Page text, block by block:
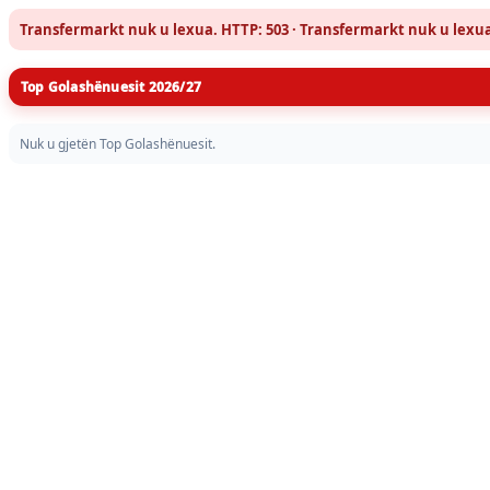
Transfermarkt nuk u lexua. HTTP: 503 · Transfermarkt nuk u
Top Golashënuesit 2026/27
Nuk u gjetën Top Golashënuesit.